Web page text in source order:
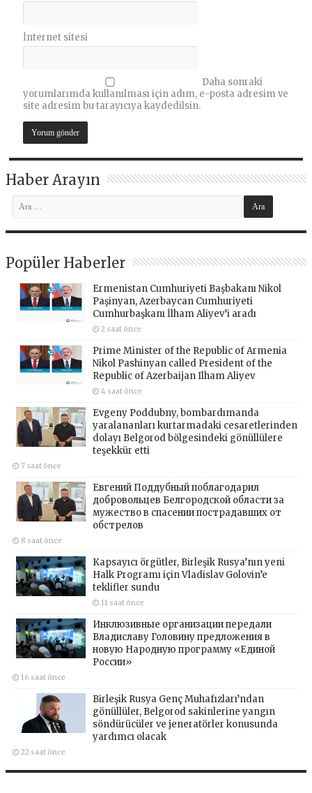
İnternet sitesi
Daha sonraki
yorumlarımda kullanılması için adım, e-posta adresim ve
site adresim bu tarayıcıya kaydedilsin.
Haber Arayın
Popüler Haberler
Ermenistan Cumhuriyeti Başbakanı Nikol
Paşinyan, Azerbaycan Cumhuriyeti
Cumhurbaşkanı İlham Aliyev’i aradı
2 saat önce
Prime Minister of the Republic of Armenia
Nikol Pashinyan called President of the
Republic of Azerbaijan Ilham Aliyev
4 saat önce
Evgeny Poddubny, bombardımanda
yaralananları kurtarmadaki cesaretlerinden
dolayı Belgorod bölgesindeki gönüllülere
teşekkür etti
7 saat önce
Евгений Поддубный поблагодарил
добровольцев Белгородской области за
мужество в спасении пострадавших от
обстрелов
8 saat önce
Kapsayıcı örgütler, Birleşik Rusya’nın yeni
Halk Programı için Vladislav Golovin’e
teklifler sundu
11 saat önce
Инклюзивные организации передали
Владиславу Головину предложения в
новую Народную программу «Единой
России»
16 saat önce
Birleşik Rusya Genç Muhafızları’ndan
gönüllüler, Belgorod sakinlerine yangın
söndürücüler ve jeneratörler konusunda
yardımcı olacak
22 saat önce